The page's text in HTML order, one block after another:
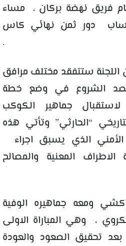
فريق نهضة بركان ، مساء
دور ثمن نهائي كاس
.
اللجنة ستتفقد مختلف مرافق
الشروع في وضع خطة
جماهير الكوكب
“الحارثي” وتأتي هذه
الأمني الذي يسبق اجراء
المعنية والمصالح
ومعه جماهيره الوفية
، وهي المباراة الاولى
بعد تحقيق الصعود والعودة